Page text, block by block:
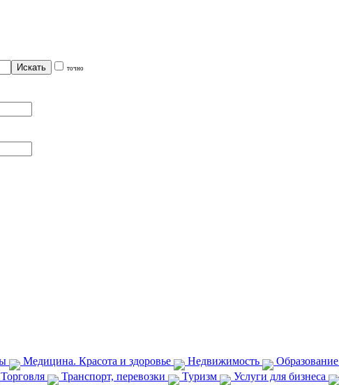
точно
Медицина. Красота и здоровье Недвижимость Образование
Торговля Транспорт, перевозки Туризм Услуги для бизнеса